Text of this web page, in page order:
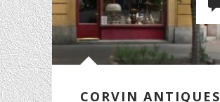
CORVIN ANTIQUES